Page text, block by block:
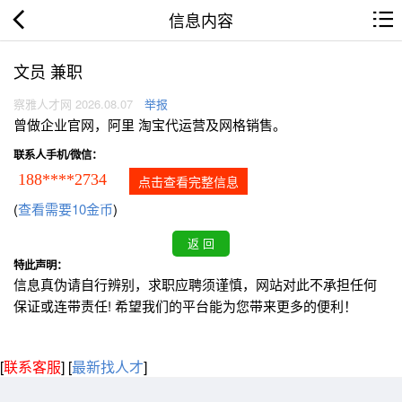
信息内容
文员 兼职
察雅人才网 2026.08.07 举报
曾做企业官网，阿里 淘宝代运营及网格销售。
联系人手机/微信：
188****2734 点击查看完整信息
(查看需要10金币)
特此声明：
信息真伪请自行辨别，求职应聘须谨慎，网站对此不承担任何
保证或连带责任! 希望我们的平台能为您带来更多的便利！
[联系客服] [最新找人才]